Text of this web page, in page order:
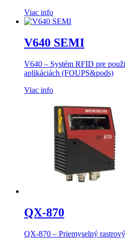
Viac info
V640 SEMI
V640 – Systém RFID pre
aplikáciách (FOUPS&pods)
Viac info
QX-870
QX-870 – Priemyselný